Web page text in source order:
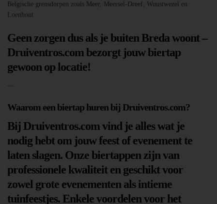
Belgische grensdorpen zoals Meer, Meersel-Dreef, Wuustwezel en
Loenhout
Geen zorgen dus als je buiten Breda woont –
Druiventros.com bezorgt jouw biertap
gewoon op locatie!
—
Waarom een biertap huren bij Druiventros.com?
Bij Druiventros.com vind je alles wat je
nodig hebt om jouw feest of evenement te
laten slagen. Onze biertappen zijn van
professionele kwaliteit en geschikt voor
zowel grote evenementen als intieme
tuinfeestjes. Enkele voordelen voor het